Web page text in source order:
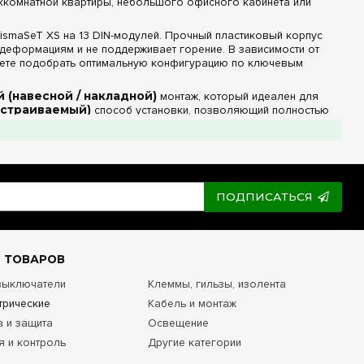
XS на 13 DIN-модулей. Прочный пластиковый корпус
и не поддерживает горение. В зависимости от
подобрать оптимальную конфигурацию по ключевым
(навесной / накладной)монтаж, который идеален для
способ установки, позволяющий полностью
защиты
, что полностью исключает доступ к
13 модулей поставляются
блоки заземления и ноля жестко фиксируются на
отходящих кабельных линий без необходимости
процесс сборки распределительного узла.
ПОДПИСАТЬСЯ
ТОВАРОВ
и защита
и контроль
Клеммы, гильзы, изолента
Кабель и монтаж
Освещение
Другие категории